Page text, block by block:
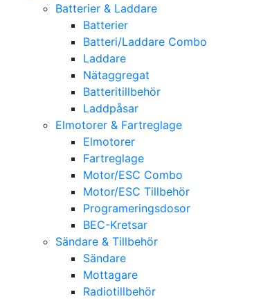
Batterier & Laddare
Batterier
Batteri/Laddare Combo
Laddare
Nätaggregat
Batteritillbehör
Laddpåsar
Elmotorer & Fartreglage
Elmotorer
Fartreglage
Motor/ESC Combo
Motor/ESC Tillbehör
Programeringsdosor
BEC-Kretsar
Sändare & Tillbehör
Sändare
Mottagare
Radiotillbehör